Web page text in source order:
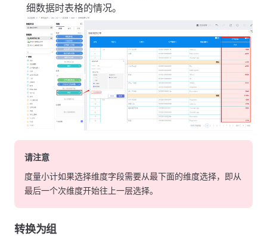
细数据时表格的情况。
请注意
度量小计如果选择维度字段需要从最下面的维度选择，即从
最后一个次维度开始往上一层选择。
转换为组